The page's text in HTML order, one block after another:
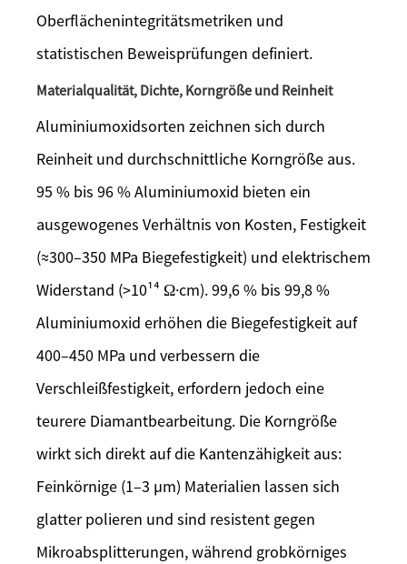
Oberflächenintegritätsmetriken und
statistischen Beweisprüfungen definiert.
Materialqualität, Dichte, Korngröße und Reinheit
Aluminiumoxidsorten zeichnen sich durch
Reinheit und durchschnittliche Korngröße aus.
95 % bis 96 % Aluminiumoxid bieten ein
ausgewogenes Verhältnis von Kosten, Festigkeit
(≈300–350 MPa Biegefestigkeit) und elektrischem
Widerstand (>10¹⁴ Ω·cm). 99,6 % bis 99,8 %
Aluminiumoxid erhöhen die Biegefestigkeit auf
400–450 MPa und verbessern die
Verschleißfestigkeit, erfordern jedoch eine
teurere Diamantbearbeitung. Die Korngröße
wirkt sich direkt auf die Kantenzähigkeit aus:
Feinkörnige (1–3 µm) Materialien lassen sich
glatter polieren und sind resistent gegen
Mikroabsplitterungen, während grobkörniges